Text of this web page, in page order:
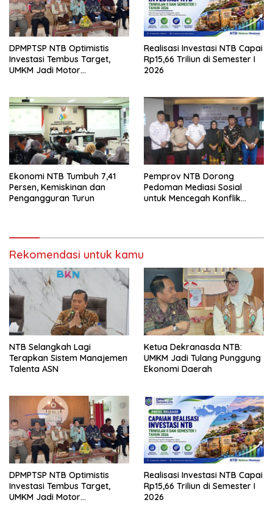
DPMPTSP NTB Optimistis
Investasi Tembus Target,
UMKM Jadi Motor
Realisasi Investasi NTB Capai
Rp15,66 Triliun di Semester I
2026
Ekonomi NTB Tumbuh 7,41
Persen, Kemiskinan dan
Pengangguran Turun
Pemprov NTB Dorong
Pedoman Mediasi Sosial
untuk Mencegah Konflik
Rekomendasi untuk kamu
NTB Selangkah Lagi
Terapkan Sistem Manajemen
Talenta ASN
Ketua Dekranasda NTB:
UMKM Jadi Tulang Punggung
Ekonomi Daerah
DPMPTSP NTB Optimistis
Investasi Tembus Target,
UMKM Jadi Motor
Realisasi Investasi NTB Capai
Rp15,66 Triliun di Semester I
2026